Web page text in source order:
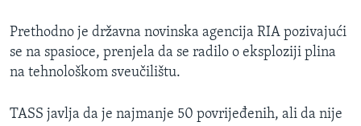
Prethodno je državna novinska agencija RIA pozivajući
se na spasioce, prenjela da se radilo o eksploziji plina
na tehnološkom sveučilištu.
TASS javlja da je najmanje 50 povrijeđenih, ali da nije